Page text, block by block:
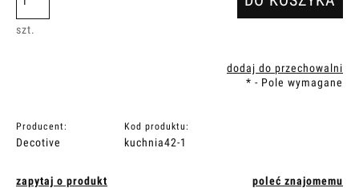
szt.
dodaj do przechowalni
* - Pole wymagane
Producent:
Decotive
Kod produktu:
kuchnia42-1
zapytaj o produkt poleć znajomemu